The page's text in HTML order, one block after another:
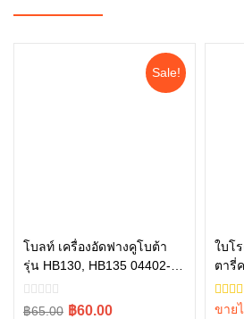
Sale!
โบลท์ เครื่องอัดฟางคูโบต้า
รุ่น HB130, HB135 04402-
840AC
฿65.00
Original฿60.00
Current
หยิบใส่ตะกร้า
ใบโ
ตารี่
โบต้
ขาย